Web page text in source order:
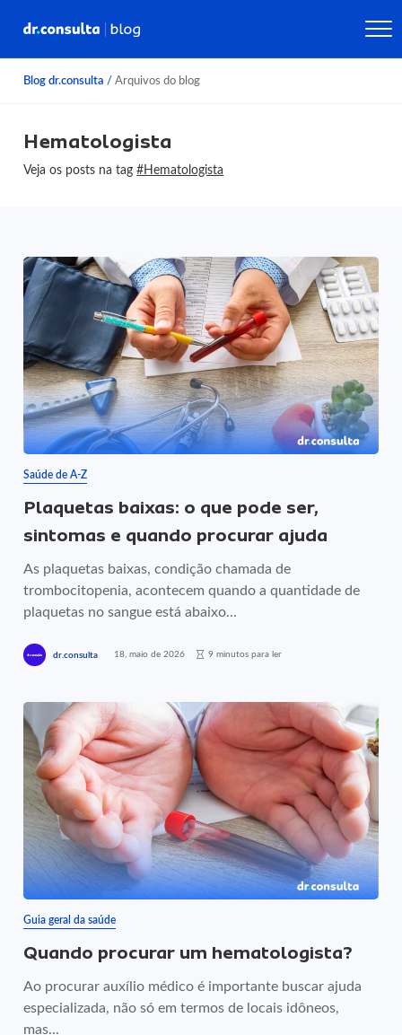
Blog dr.consulta / Arquivos do blog
Hematologista
Veja os posts na tag#Hematologista
Saúde de A-Z
Plaquetas baixas: o que pode ser,
sintomas e quando procurar ajuda
As plaquetas baixas, condição chamada de
trombocitopenia, acontecem quando a quantidade de
plaquetas no sangue está abaixo...
dr.consulta 18, maio de 2026 9 minutos para ler
Guia geral da saúde
Quando procurar um hematologista?
Ao procurar auxílio médico é importante buscar ajuda
especializada, não só em termos de locais idôneos,
mas...